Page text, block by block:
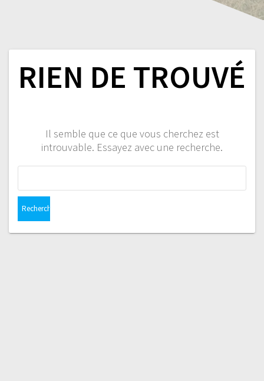
RIEN DE TROUVÉ
Il semble que ce que vous cherchez est
introuvable. Essayez avec une recherche.